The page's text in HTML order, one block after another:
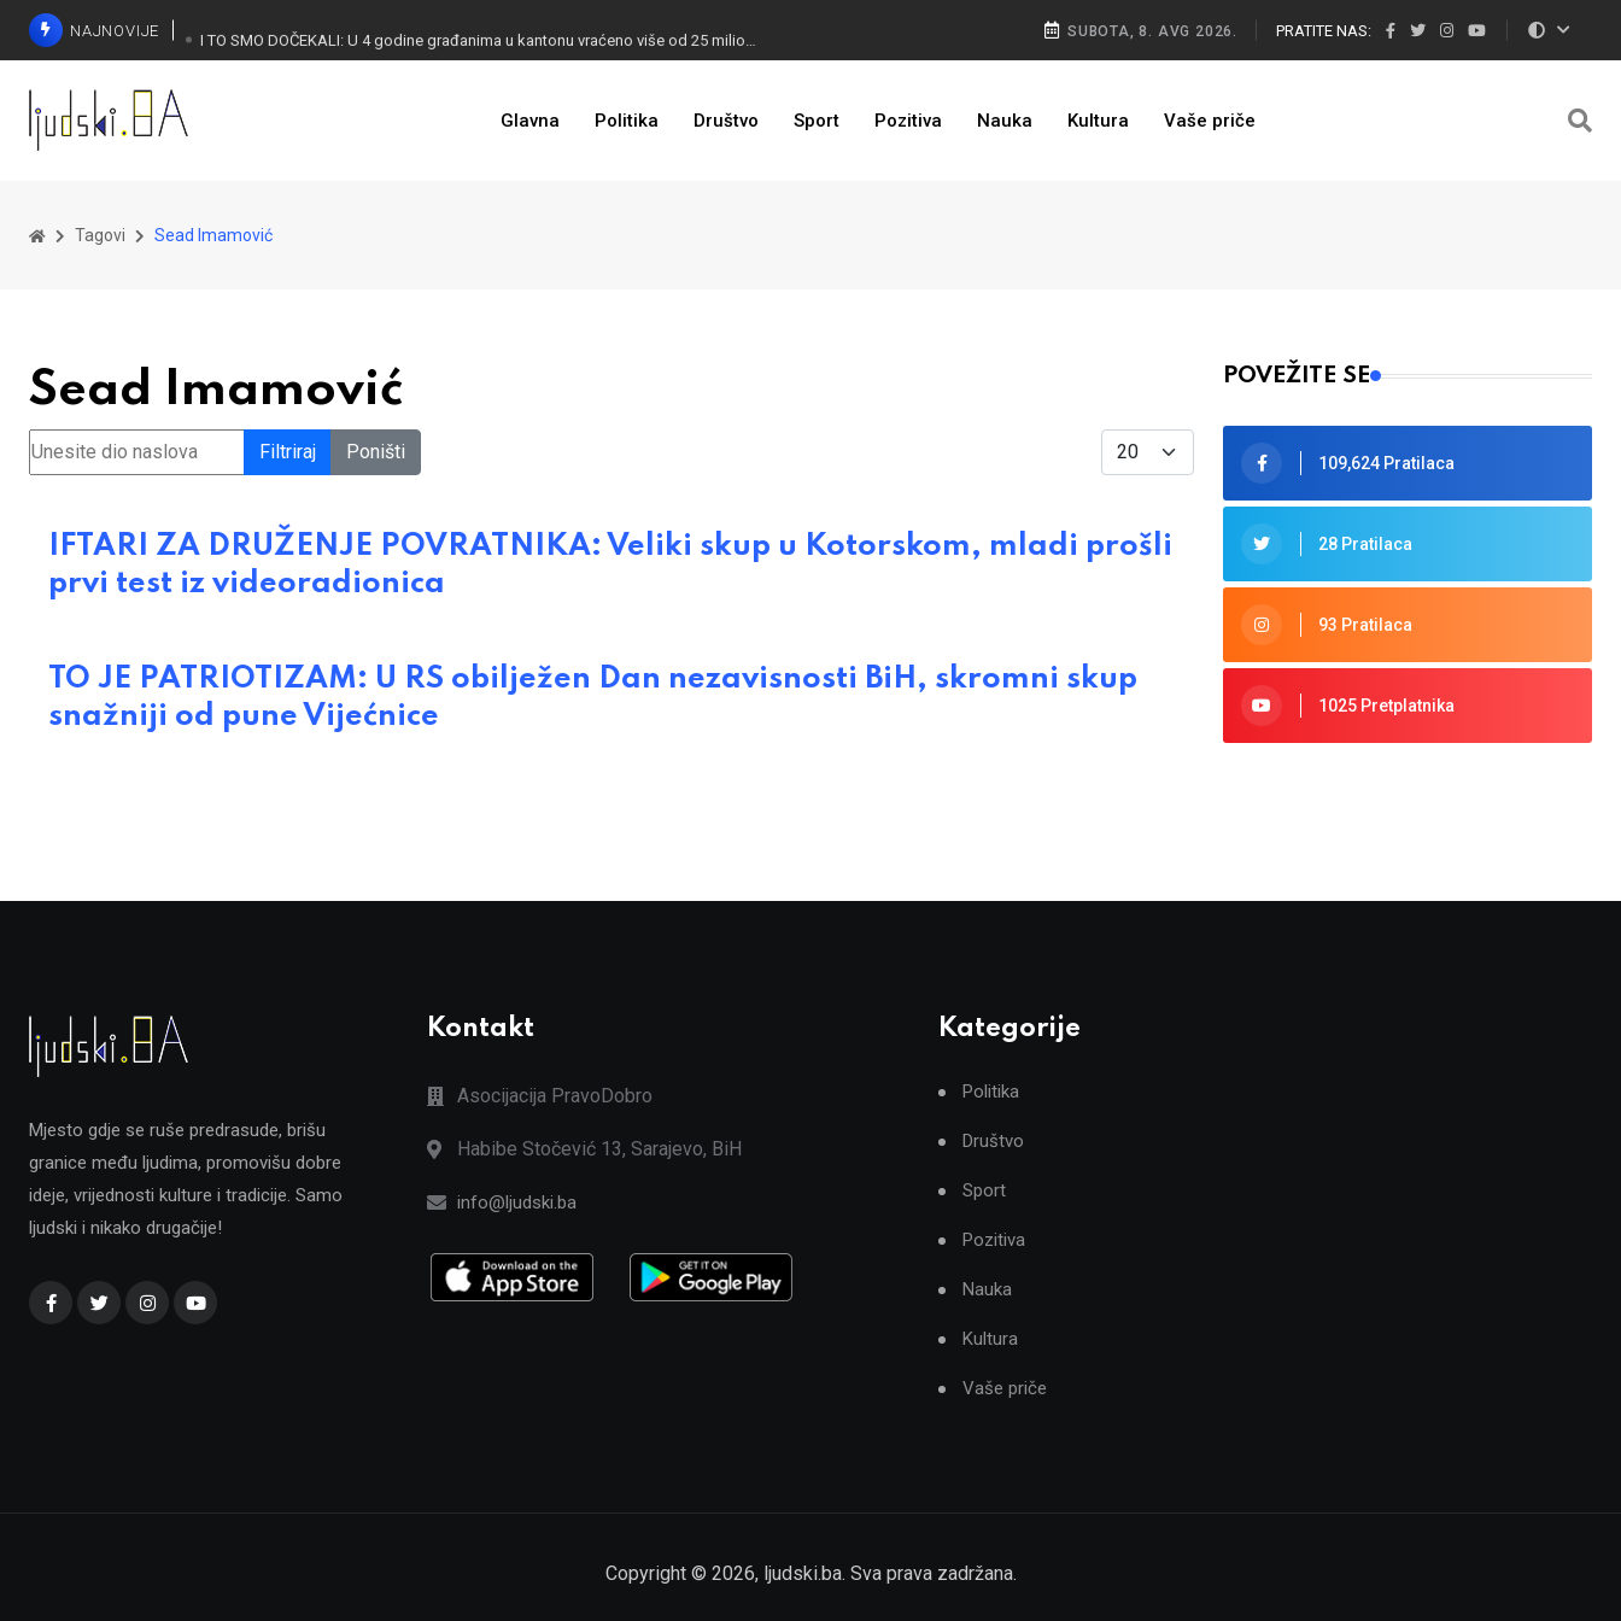
NAJNOVIJE
KONAKOVIĆ PALI ALARM: Otvoreno pismo UN-u
SUBOTA, 8. AVG 2026. PRATITE NAS:
Glavna Politika Društvo Sport Pozitiva Nauka Kultura Vaše priče
Tagovi Sead Imamović
Sead Imamović
Unesite dio naslova Filtriraj Poništi Display #
IFTARI ZA DRUŽENJE POVRATNIKA: Veliki skup u Kotorskom, mladi prošli
prvi test iz videoradionica
TO JE PATRIOTIZAM: U RS obilježen Dan nezavisnosti BiH, skromni skup
snažniji od pune Vijećnice
POVEŽITE SE
109,624 Pratilaca
28 Pratilaca
93 Pratilaca
1025 Pretplatnika
Mjesto gdje se ruše predrasude, brišu
granice među ljudima, promovišu dobre
ideje, vrijednosti kulture i tradicije. Samo
ljudski i nikako drugačije!
Kontakt
Asocijacija PravoDobro
Habibe Stočević 13, Sarajevo, BiH
info@ljudski.ba
Kategorije
Politika
Društvo
Sport
Pozitiva
Nauka
Kultura
Vaše priče
Copyright © 2026, ljudski.ba. Sva prava zadržana.